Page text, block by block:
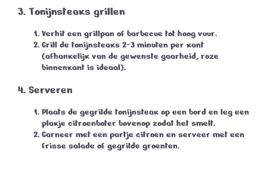
3. Tonijnsteaks grillen
Verhit een grillpan of barbecue tot hoog vuur.
Grill de tonijnsteaks 2-3 minuten per kant
(afhankelijk van de gewenste gaarheid, roze
binnenkant is ideaal).
4. Serveren
Plaats de gegrilde tonijnsteak op een bord en leg een
plakje citroenboter bovenop zodat het smelt.
Garneer met een partje citroen en serveer met een
frisse salade of gegrilde groenten.